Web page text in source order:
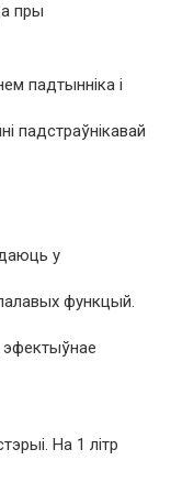
пры
падтынніка і
падстраўнікавай
у
функцый.
На 1 літр